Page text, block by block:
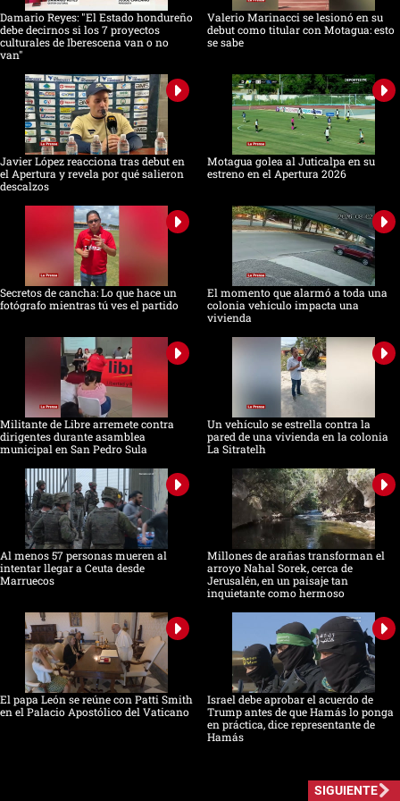
Damario Reyes: "El Estado hondureño
debe decirnos si los 7 proyectos
culturales de Iberescena van o no
van"
Valerio Marinacci se lesionó en su
debut como titular con Motagua: esto
se sabe
Javier López reacciona tras debut en
el Apertura y revela por qué salieron
descalzos
Motagua golea al Juticalpa en su
estreno en el Apertura 2026
Secretos de cancha: Lo que hace un
fotógrafo mientras tú ves el partido
El momento que alarmó a toda una
colonia vehículo impacta una
vivienda
Militante de Libre arremete contra
dirigentes durante asamblea
municipal en San Pedro Sula
Un vehículo se estrella contra la
pared de una vivienda en la colonia
La Sitratelh
Al menos 57 personas mueren al
intentar llegar a Ceuta desde
Marruecos
Millones de arañas transforman el
arroyo Nahal Sorek, cerca de
Jerusalén, en un paisaje tan
inquietante como hermoso
El papa León se reúne con Patti Smith
en el Palacio Apostólico del Vaticano
Israel debe aprobar el acuerdo de
Trump antes de que Hamás lo ponga
en práctica, dice representante de
Hamás
SIGUIENTE